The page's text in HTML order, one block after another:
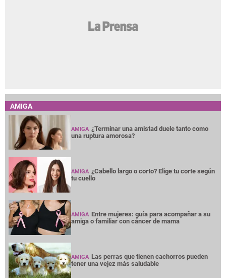
AMIGA
AMIGA ¿Terminar una amistad duele tanto como
una ruptura amorosa?
AMIGA ¿Cabello largo o corto? Elige tu corte según
tu cuello
AMIGA Entre mujeres: guía para acompañar a su
amiga o familiar con cáncer de mama
AMIGA Las perras que tienen cachorros pueden
tener una vejez más saludable